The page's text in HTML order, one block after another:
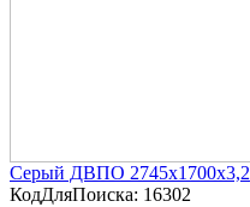
Серый ДВПО 2745х1700х3,2
КодДляПоиска: 16302